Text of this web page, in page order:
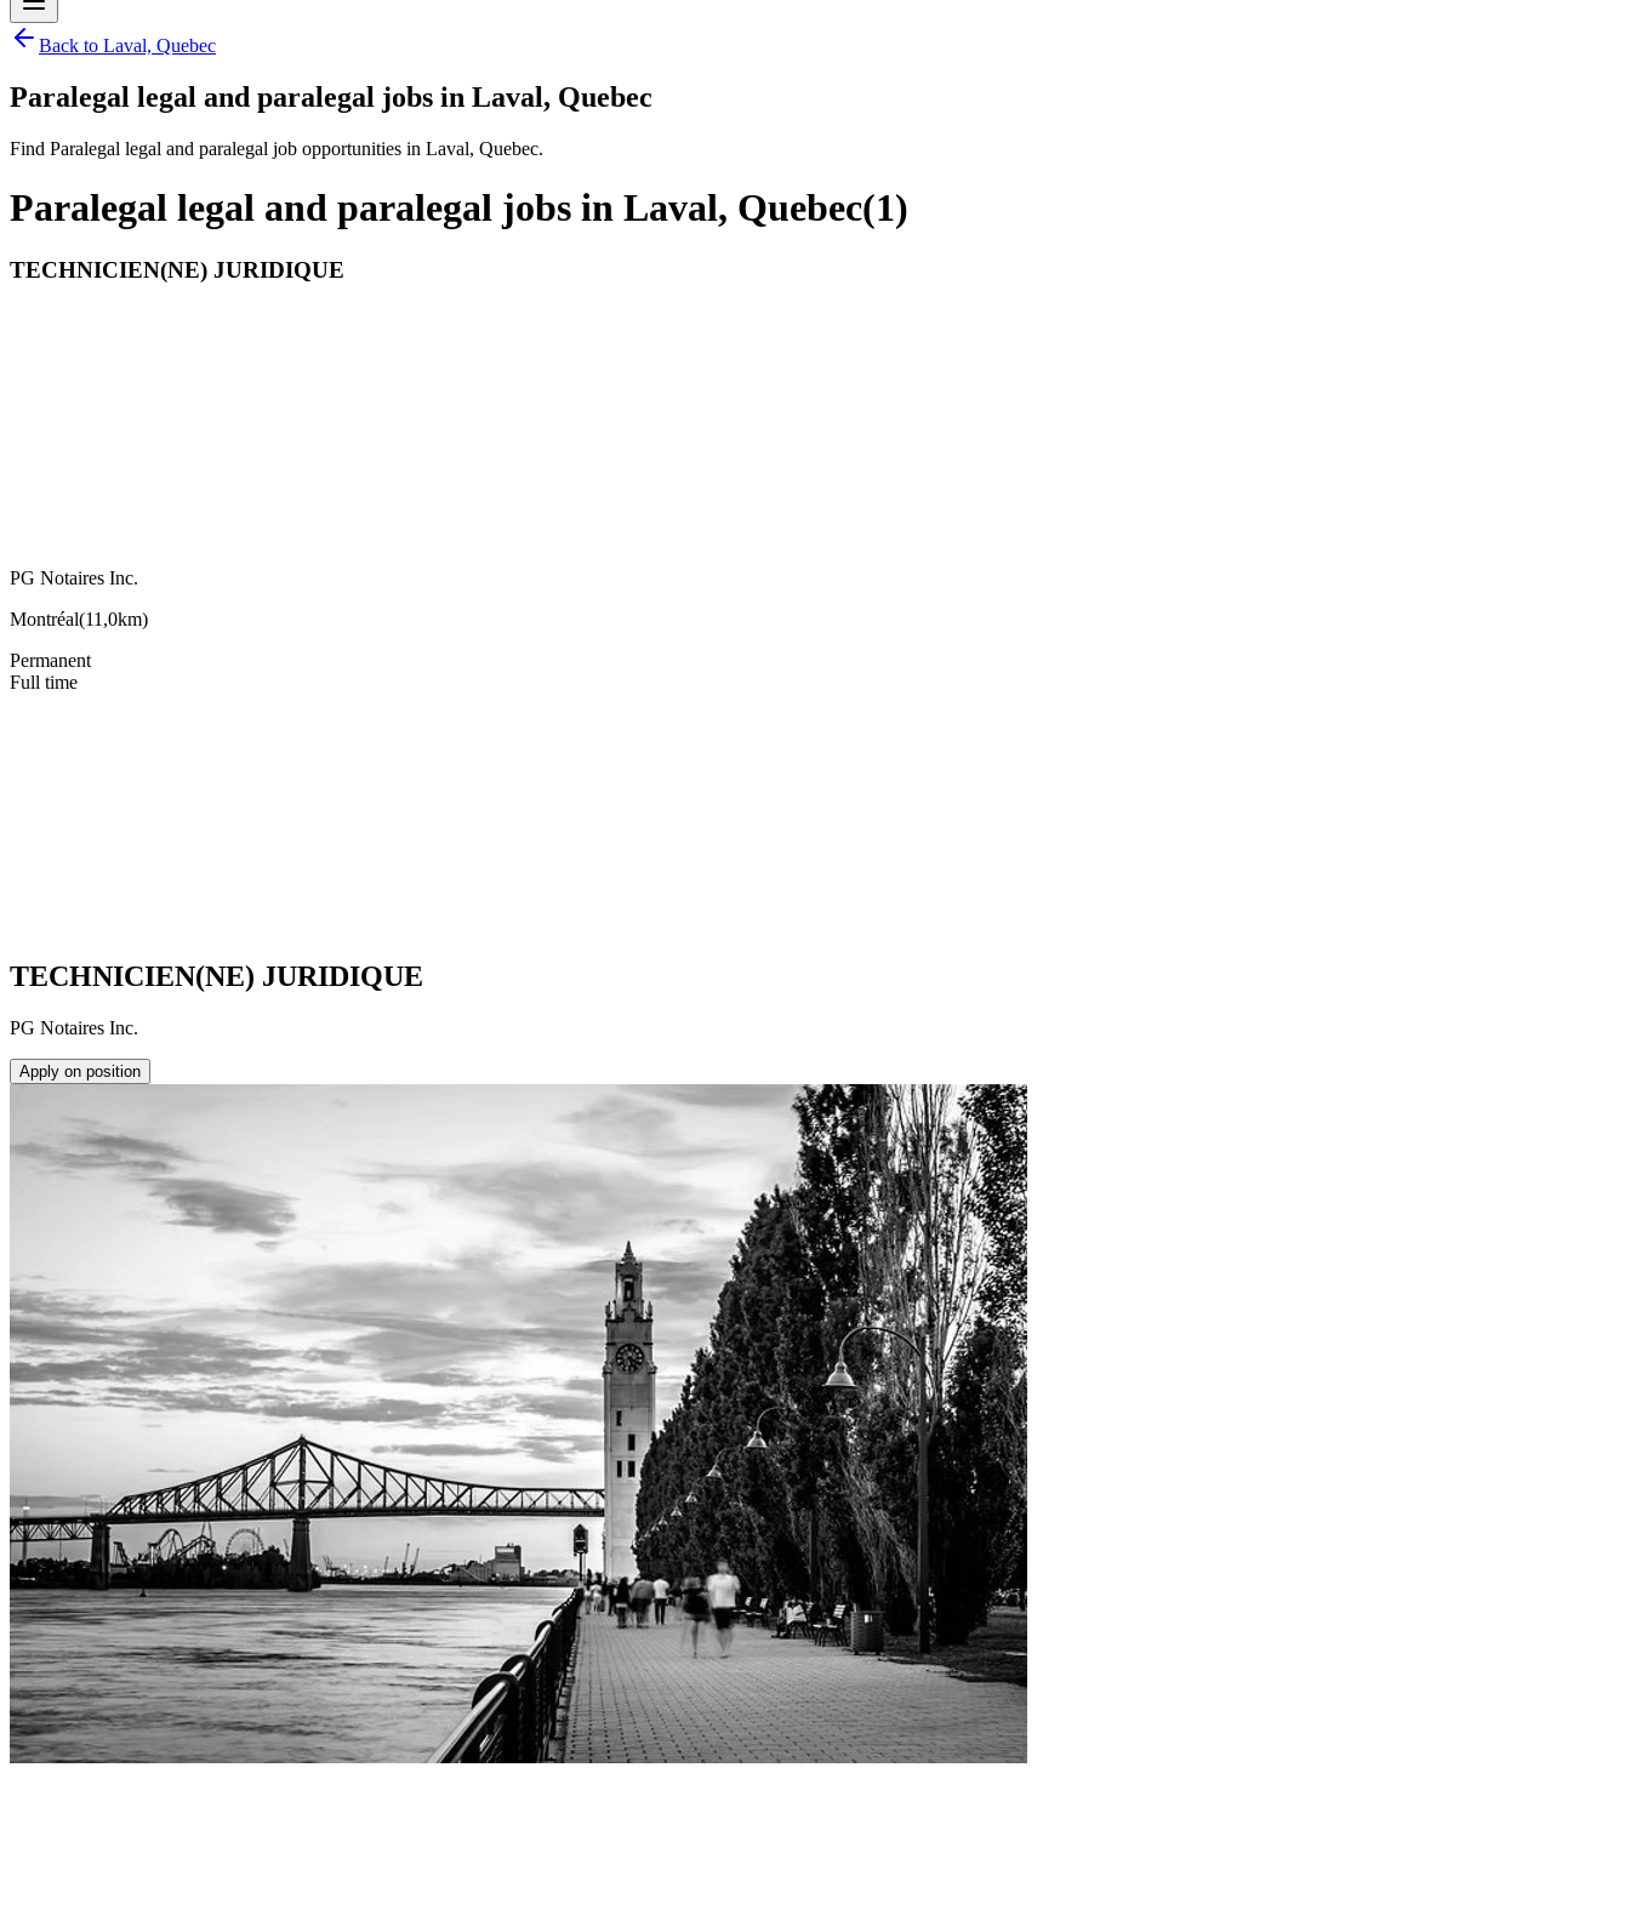
Back to Laval, Quebec
Paralegal legal and paralegal jobs in Laval, Quebec
Find Paralegal legal and paralegal job opportunities in Laval, Quebec.
Paralegal legal and paralegal jobs in Laval, Quebec(1)
TECHNICIEN(NE) JURIDIQUE
PG Notaires Inc.
Montréal(11,0km)
Permanent
Full time
TECHNICIEN(NE) JURIDIQUE
PG Notaires Inc.
Apply on position